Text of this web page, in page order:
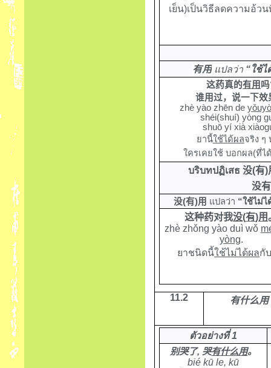
เย็น)เป็นวิธีลดความอ้ว
有用 แปลว่า“ใช้ไ
这药真的有用 吗
谁用过，说一下效
zhè yào zhēn de
shéi(shuí) yòng
shuō yí xià
ยานี้ใช้ได้ผลจริง ๆ
ใครเคยใช้ บอกผล(ที่ไ
บริบทปฏิเสธ 没(有)
没
没(有)用 แปลว่า “ใช้ไม่ไ
这种药对我没(有)用
zhè zhǒng yào duì wǒ
yòng.
ยาชนิดนี้ใช้ไม่ได้ผลกั
11.2 有什么用
ตัวอย่างที่ 1
别哭了, 哭有什么用。
bié kū le, kū